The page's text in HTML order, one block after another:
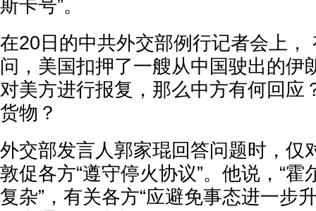
斯卡号”。
在20日的中共外交部例行记者会上，
问，美国扣押了一艘从中国驶出的伊
对美方进行报复，那么中方有何回应
货物？
外交部发言人郭家琨回答问题时，仅
敦促各方“遵守停火协议”。他说，“
复杂”，有关各方“应避免事态进一步